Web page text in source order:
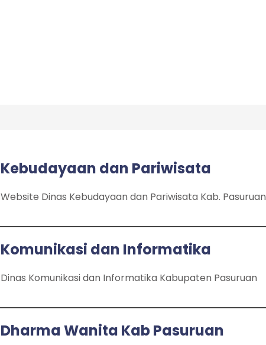
Kebudayaan dan Pariwisata
Website Dinas Kebudayaan dan Pariwisata Kab. Pasuruan
Komunikasi dan Informatika
Dinas Komunikasi dan Informatika Kabupaten Pasuruan
Dharma Wanita Kab Pasuruan